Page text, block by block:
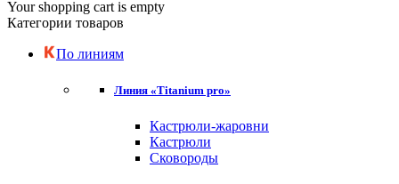
Your shopping cart is empty
Категории товаров
По линиям
Линия «Titanium pro»
Кастрюли-жаровни
Кастрюли
Сковороды